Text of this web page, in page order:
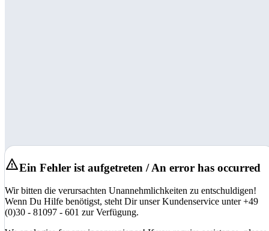
Ein Fehler ist aufgetreten / An error has occurred
Wir bitten die verursachten Unannehmlichkeiten zu entschuldigen!
Wenn Du Hilfe benötigst, steht Dir unser Kundenservice unter +49
(0)30 - 81097 - 601 zur Verfügung.